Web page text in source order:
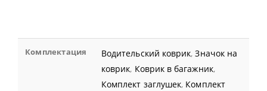
Комплектация Водительский коврик,Значок на
коврик, Коврик в багажник,
Комплект заглушек, Комплект